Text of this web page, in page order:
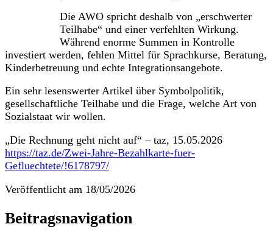
Die AWO spricht deshalb von „erschwerter
Teilhabe“ und einer verfehlten Wirkung.
Während enorme Summen in Kontrolle
investiert werden, fehlen Mittel für Sprachkurse, Beratung,
Kinderbetreuung und echte Integrationsangebote.
Ein sehr lesenswerter Artikel über Symbolpolitik,
gesellschaftliche Teilhabe und die Frage, welche Art von
Sozialstaat wir wollen.
„Die Rechnung geht nicht auf“ – taz, 15.05.2026
https://taz.de/Zwei-Jahre-Bezahlkarte-fuer-
Gefluechtete/!6178797/
Veröffentlicht am 18/05/2026
Beitragsnavigation